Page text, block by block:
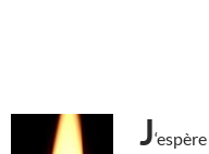
J